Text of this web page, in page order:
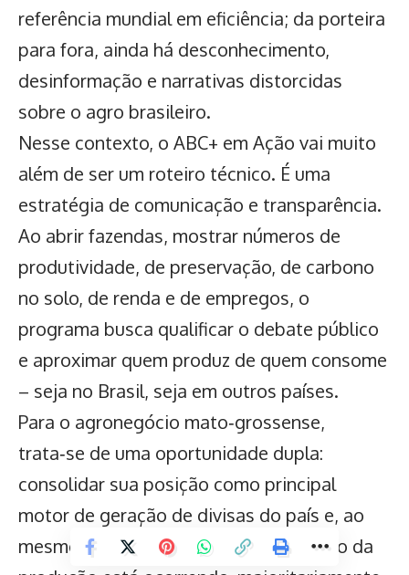
referência mundial em eficiência; da porteira
para fora, ainda há desconhecimento,
desinformação e narrativas distorcidas
sobre o agro brasileiro.
Nesse contexto, o ABC+ em Ação vai muito
além de ser um roteiro técnico. É uma
estratégia de comunicação e transparência.
Ao abrir fazendas, mostrar números de
produtividade, de preservação, de carbono
no solo, de renda e de empregos, o
programa busca qualificar o debate público
e aproximar quem produz de quem consome
– seja no Brasil, seja em outros países.
Para o agronegócio mato‑grossense,
trata‑se de uma oportunidade dupla:
consolidar sua posição como principal
motor de geração de divisas do país e, ao
mesmo tempo, mostrar que a expansão da